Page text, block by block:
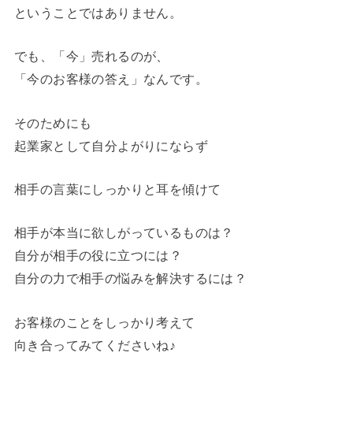
ということではありません。
でも、「今」売れるのが、
「今のお客様の答え」なんです。
そのためにも
起業家として自分よがりにならず
相手の言葉にしっかりと耳を傾けて
相手が本当に欲しがっているものは？
自分が相手の役に立つには？
自分の力で相手の悩みを解決するには？
お客様のことをしっかり考えて
向き合ってみてくださいね♪